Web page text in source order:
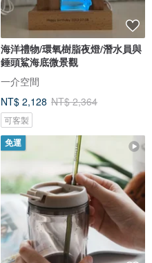
海洋禮物/環氧樹脂夜燈/潛水員與
錘頭鯊海底微景觀
一介空間
NT$ 2,128 NT$ 2,364
可客製
免運